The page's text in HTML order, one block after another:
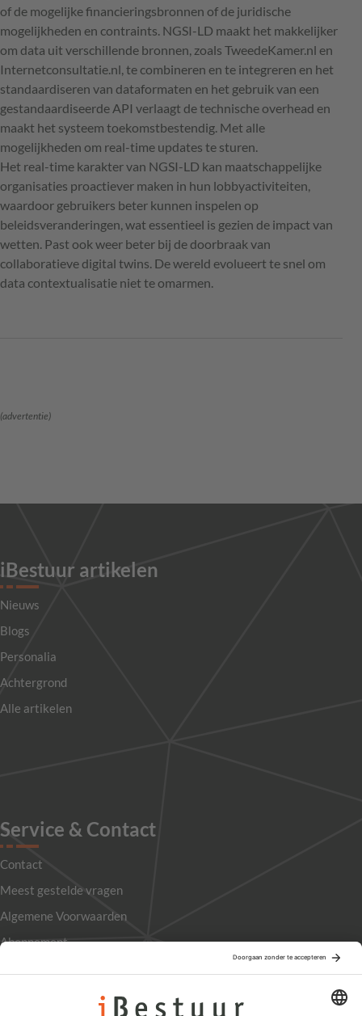
of de mogelijke financieringsbronnen of de juridische
mogelijkheden en contraints. NGSI-LD maakt het makkelijker
om data uit verschillende bronnen, zoals TweedeKamer.nl en
Internetconsultatie.nl, te combineren en te integreren en het
standaardiseren van dataformaten en het gebruik van een
gestandaardiseerde API verlaagt de technische overhead en
maakt het systeem toekomstbestendig. Met alle
mogelijkheden om real-time updates te sturen.
Het real-time karakter van NGSI-LD kan maatschappelijke
organisaties proactiever maken in hun lobbyactiviteiten,
waardoor gebruikers beter kunnen inspelen op
beleidsveranderingen, wat essentieel is gezien de impact van
wetten. Past ook weer beter bij de doorbraak van
collaboratieve digital twins. De wereld evolueert te snel om
data contextualisatie niet te omarmen.
(advertentie)
iBestuur artikelen
Nieuws
Blogs
Personalia
Achtergrond
Alle artikelen
Service & Contact
Contact
Meest gestelde vragen
Algemene Voorwaarden
Abonnement